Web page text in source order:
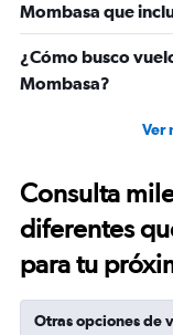
Mombasa que
¿Cómo busco
Mombasa?
Ver
Consulta
diferentes
para tu
Otras opciones de